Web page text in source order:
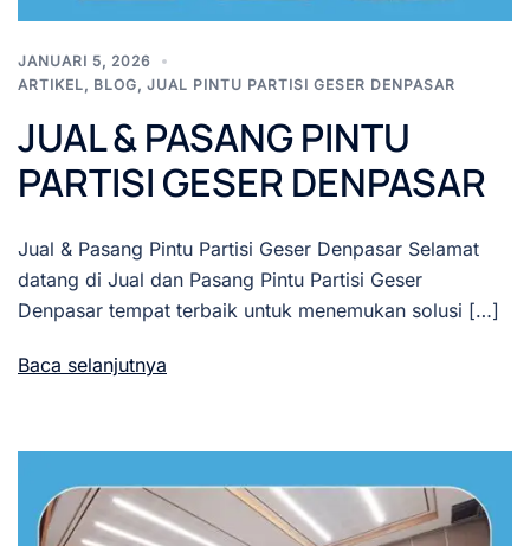
JANUARI 5, 2026
ARTIKEL, BLOG, JUAL PINTU PARTISI GESER DENPASAR
JUAL & PASANG PINTU
PARTISI GESER DENPASAR
Jual & Pasang Pintu Partisi Geser Denpasar Selamat
datang di Jual dan Pasang Pintu Partisi Geser
Denpasar tempat terbaik untuk menemukan solusi […]
Baca selanjutnya